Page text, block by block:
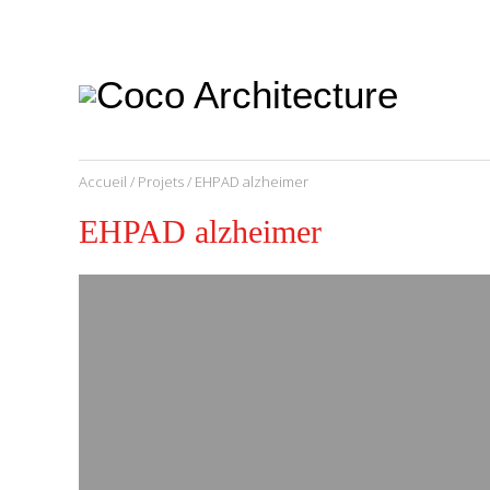
urbanisme,
etc.
Accueil / Projets/ EHPAD alzheimer
EHPAD alzheimer